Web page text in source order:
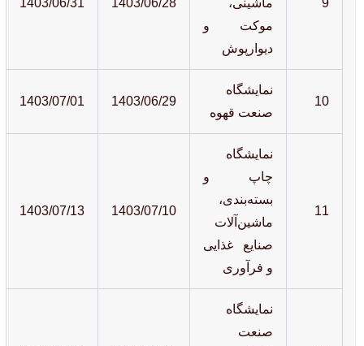
موکت و
دیوارپوش
10
نمایشگاه
صنعت قهوه
1403/06/29
1403/07/01
11
نمایشگاه
چاپ و
بسته‌بندی،
ماشین‌آلات
صنایع غذایی
و فرآوری
1403/07/10
1403/07/13
نمایشگاه
صنعت